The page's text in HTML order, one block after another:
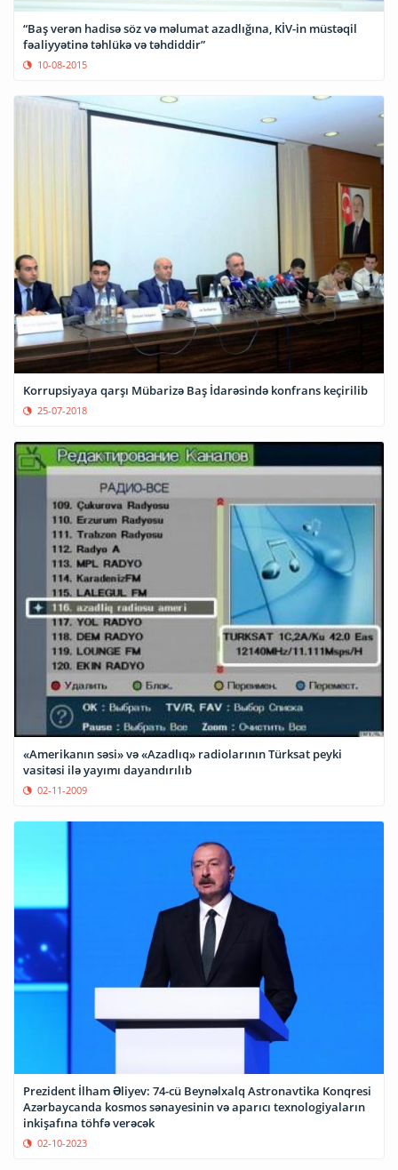
“Baş verən hadisə söz və məlumat azadlığına, KİV-in müstəqil
fəaliyyətinə təhlükə və təhdiddir”
10-08-2015
Korrupsiyaya qarşı Mübarizə Baş İdarəsində konfrans keçirilib
25-07-2018
«Amerikanın səsi» və «Azadlıq» radiolarının Türksat peyki
vasitəsi ilə yayımı dayandırılıb
02-11-2009
Prezident İlham Əliyev: 74-cü Beynəlxalq Astronavtika Konqresi
Azərbaycanda kosmos sənayesinin və aparıcı texnologiyaların
inkişafına töhfə verəcək
02-10-2023